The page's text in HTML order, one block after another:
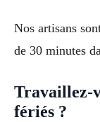
Nos artisans
de 30 minutes
Travaillez-
fériés ?